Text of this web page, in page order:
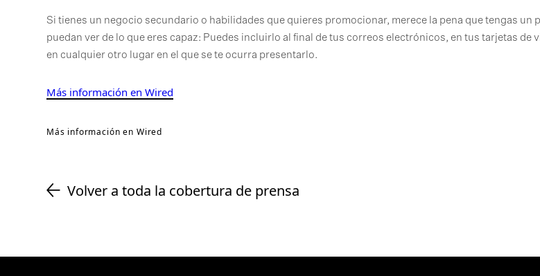
Si tienes un negocio secundario o habilidades que quieres promocionar, merece la pena que tengas un
puedan ver de lo que eres capaz: Puedes incluirlo al final de tus correos electrónicos, en tus tarjetas de
en cualquier otro lugar en el que se te ocurra presentarlo.
Más información en Wired
Más información en Wired
Volver a toda la cobertura de prensa